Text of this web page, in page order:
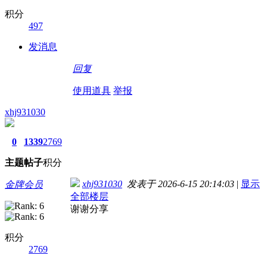
积分
497
发消息
回复
使用道具 举报
xhj931030
0
主题
1339
帖子
2769
积分
金牌会员
积分
2769
xhj931030 发表于 2026-6-15 20:14:03 | 显示
全部楼层
谢谢分享